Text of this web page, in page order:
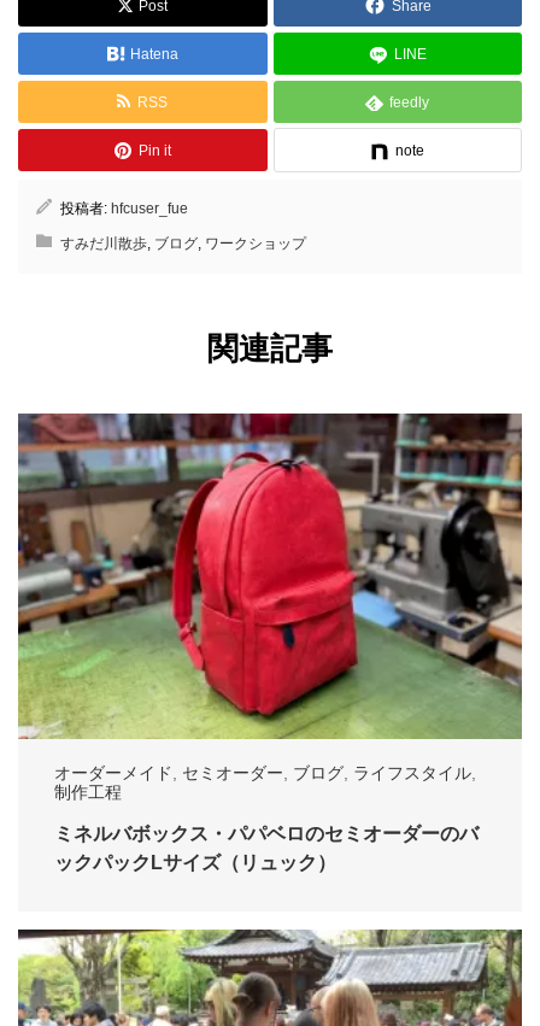
Post Share
Hatena LINE
RSS feedly
Pin it note
投稿者: hfcuser_fue
すみだ川散歩, ブログ, ワークショップ
関連記事
オーダーメイド セミオーダー ブログ ライフスタイル
制作工程
ミネルバボックス・パパベロのセミオーダーのバ
ックパックLサイズ（リュック）